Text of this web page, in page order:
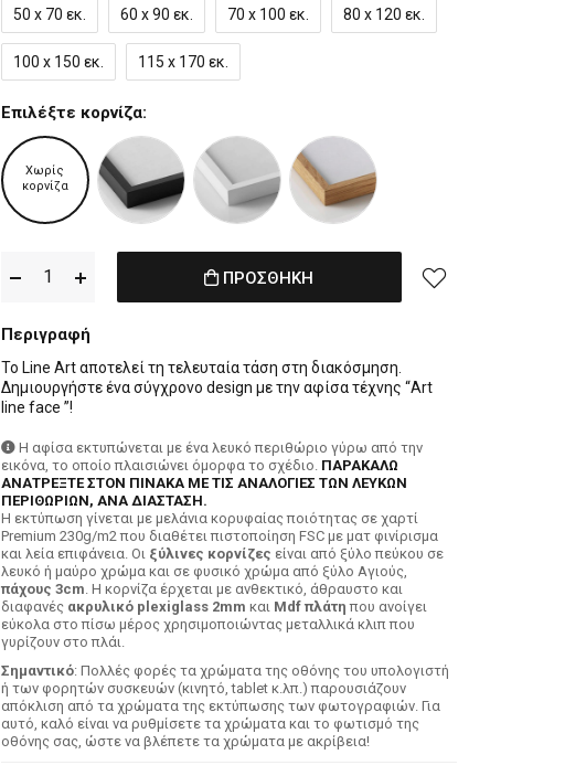
50 x 70 εκ. 60 x 90 εκ. 70 x 100 εκ. 80 x 120 εκ.
100 x 150 εκ. 115 x 170 εκ.
Επιλέξτε κορνίζα:
Χωρίς
κορνίζα
ΠΡΟΣΘΗΚΗ
Περιγραφή
Το Line Art αποτελεί τη τελευταία τάση στη διακόσμηση.
Δημιουργήστε ένα σύγχρονο design με την αφίσα τέχνης “Art
line face ”!
Η αφίσα εκτυπώνεται με ένα λευκό περιθώριο γύρω από την
εικόνα, το οποίο πλαισιώνει όμορφα το σχέδιο. ΠΑΡΑΚΑΛΩ
ΑΝΑΤΡΕΞΤΕ ΣΤΟΝ ΠΙΝΑΚΑ ΜΕ ΤΙΣ ΑΝΑΛΟΓΙΕΣ ΤΩΝ ΛΕΥΚΩΝ
ΠΕΡΙΘΩΡΙΩΝ, ΑΝΑ ΔΙΑΣΤΑΣΗ.
H εκτύπωση γίνεται με μελάνια κορυφαίας ποιότητας σε χαρτί
Premium 230g/m2 που διαθέτει πιστοποίηση FSC με ματ φινίρισμα
και λεία επιφάνεια. Οι ξύλινες κορνίζες είναι από ξύλο πεύκου σε
λευκό ή μαύρο χρώμα και σε φυσικό χρώμα από ξύλο Αγιούς,
πάχους 3cm. Η κορνίζα έρχεται με ανθεκτικό, άθραυστο και
διαφανές ακρυλικό plexiglass 2mm και Mdf πλάτη που ανοίγει
εύκολα στο πίσω μέρος χρησιμοποιώντας μεταλλικά κλιπ που
γυρίζουν στο πλάι.
Σημαντικό: Πολλές φορές τα χρώματα της οθόνης του υπολογιστή
ή των φορητών συσκευών (κινητό, tablet κ.λπ.) παρουσιάζουν
απόκλιση από τα χρώματα της εκτύπωσης των φωτογραφιών. Για
αυτό, καλό είναι να ρυθμίσετε τα χρώματα και το φωτισμό της
οθόνης σας, ώστε να βλέπετε τα χρώματα με ακρίβεια!